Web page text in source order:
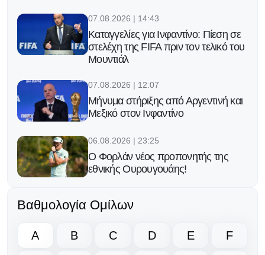
07.08.2026 | 14:43
Καταγγελίες για Ινφαντίνο: Πίεση σε
στελέχη της FIFA πριν τον τελικό του
Μουντιάλ
07.08.2026 | 12:07
Μήνυμα στήριξης από Αργεντινή και
Μεξικό στον Ινφαντίνο
06.08.2026 | 23:25
Ο Φορλάν νέος προπονητής της
εθνικής Ουρουγουάης!
Κατά του Ινφαντίνο και οι
Βαθμολογία Ομίλων
A B C D E F